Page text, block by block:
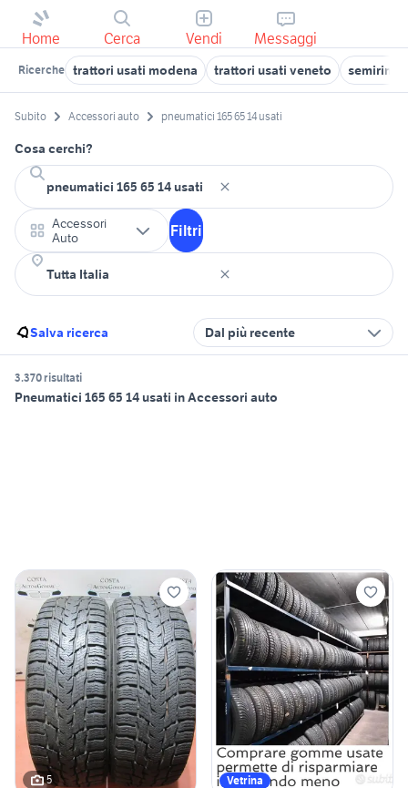
Home Cerca Vendi Messaggi
Ricerche trattori usati modena trattori usati veneto
Subito Accessori auto pneumatici 165 65 14 usati
Cosa cerchi?
Accessori
Auto
Filtri
Salva ricerca Dal più recente
3.370 risultati
Pneumatici 165 65 14 usati in Accessori auto
5 Vetrina